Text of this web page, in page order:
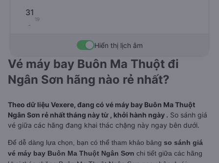
31
19
-
Hiển thị lịch âm
Vé máy bay Buôn Ma Thuột đi
Ngân Sơn hãng nào rẻ nhất?
Theo dữ liệu Vexere, đang có vé máy bay Buôn Ma Thuột
Ngân Sơn rẻ nhất tháng này từ , khởi hành ngày . So sánh giá
vé giữa các hãng đang khai thác chặng này ngay bên dưới.
Để dễ dàng lựa chọn, bạn có thể tham khảo bảng so sánh giá
vé máy bay Buôn Ma Thuột Ngân Sơn chi tiết giữa các hãng